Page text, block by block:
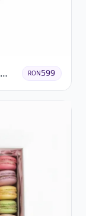
RON599